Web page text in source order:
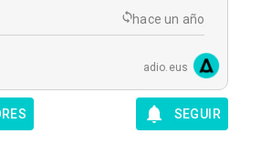
hace un año
adio.eus
SEGUIR